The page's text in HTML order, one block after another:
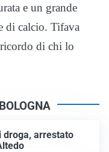
e un grande
di calcio. Tifava
di chi lo
droga, arrestato